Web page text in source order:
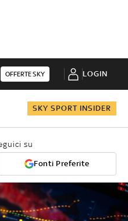
OFFERTE SKY LOGIN
SKY SPORT INSIDER
su
Fonti Preferite